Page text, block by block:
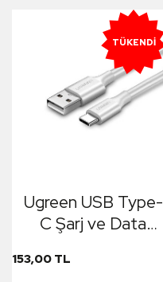
TÜKENDI
Ugreen USB Type-
C Şarj ve Data
153,00 TL